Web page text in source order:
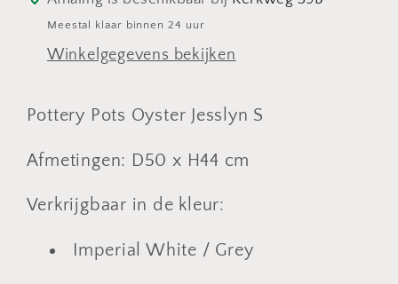
(D50cm) (D50cm)
Meestal klaar binnen 24 uur
Winkelgegevens bekijken
Pottery Pots Oyster Jesslyn S
Afmetingen: D50 x H44 cm
Verkrijgbaar in de kleur:
Imperial White / Grey